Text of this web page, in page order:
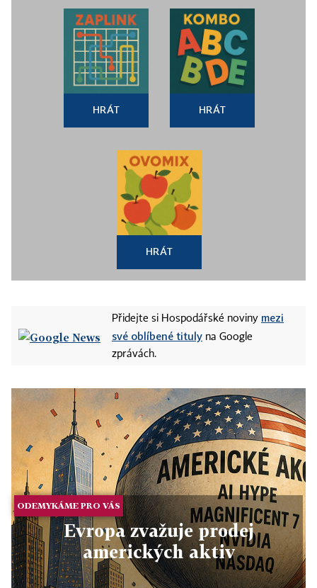
HRÁT HRÁT
HRÁT
Přidejte si Hospodářské noviny mezi
své oblíbené tituly na Google
zprávách.
ODEMYKÁME PRO VÁS
Evropa zvažuje prodej
amerických aktiv